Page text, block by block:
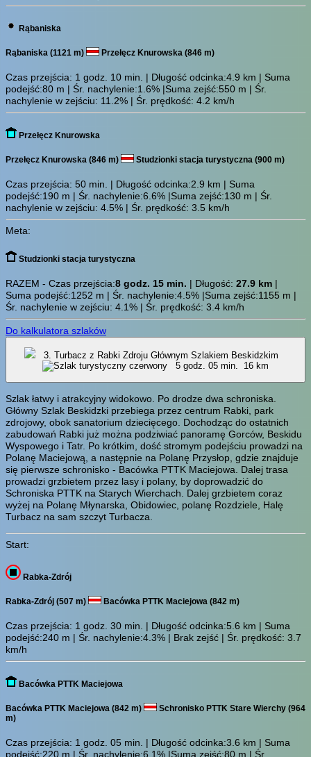
Rąbaniska
Rąbaniska (1121 m) Przełęcz Knurowska (846 m)
Czas przejścia: 1 godz. 10 min.
| Długość odcinka:4.9 km | Suma
podejść:80 m | Śr. nachylenie:1.6% |Suma zejść:550 m | Śr.
nachylenie w zejściu: 11.2% | Śr. prędkość: 4.2 km/h
Przełęcz Knurowska
Przełęcz Knurowska (846 m) Studzionki stacja turystyczna (900 m)
Czas przejścia: 50 min.
| Długość odcinka:2.9 km | Suma
podejść:190 m | Śr. nachylenie:6.6% |Suma zejść:130 m | Śr.
nachylenie w zejściu: 4.5% | Śr. prędkość: 3.5 km/h
Meta:
Studzionki stacja turystyczna
RAZEM - Czas przejścia:8 godz. 15 min. | Długość: 27.9 km |
Suma podejść:1252 m | Śr. nachylenie:4.5% |Suma zejść:1155 m |
Śr. nachylenie w zejściu: 4.1% | Śr. prędkość: 3.4 km/h
Do kalkulatora szlaków
3. Turbacz z Rabki Zdroju Głównym Szlakiem Beskidzkim
5 godz. 05 min.
16 km
Szlak łatwy i atrakcyjny widokowo. Po drodze dwa schroniska.
Główny Szlak Beskidzki przebiega przez centrum Rabki, park
zdrojowy, obok sanatorium dziecięcego. Dochodząc do ostatnich
zabudowań Rabki już można podziwiać panoramę Gorców, Beskidu
Wyspowego i Tatr. Po krótkim, dość stromym podejściu prowadzi na
Polanę Maciejową, a następnie na Polanę Przysłop, gdzie znajduje
się pierwsze schronisko - Bacówka PTTK Maciejowa. Dalej trasa
prowadzi grzbietem przez lasy i polany, by doprowadzić do
Schroniska PTTK na Starych Wierchach. Dalej grzbietem coraz
wyżej na Polanę Młynarska, Obidowiec, polanę Rozdziele, Halę
Turbacz na sam szczyt Turbacza.
Start:
Rabka-Zdrój
Rabka-Zdrój (507 m) Bacówka PTTK Maciejowa (842 m)
Czas przejścia: 1 godz. 30 min. | Długość odcinka:5.6 km | Suma
podejść:240 m | Śr. nachylenie:4.3% | Brak zejść | Śr. prędkość: 3.7
km/h
Bacówka PTTK Maciejowa
Bacówka PTTK Maciejowa (842 m)
Schronisko PTTK Stare Wierchy (964
m)
Czas przejścia: 1 godz. 05 min. | Długość odcinka:3.6 km | Suma
podejść:220 m | Śr. nachylenie:6.1% |Suma zejść:80 m | Śr.